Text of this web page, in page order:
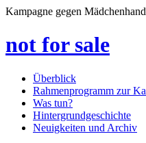
Kampagne gegen
not for sale
Überblick
Rahmenprogramm zur
Was tun?
Hintergrundgeschichte
Neuigkeiten und Archiv